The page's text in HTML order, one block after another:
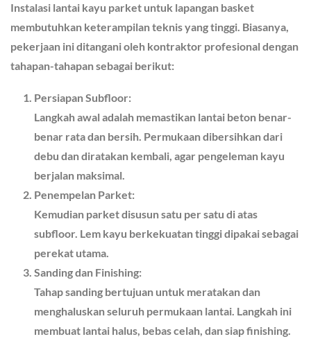
Instalasi lantai kayu parket untuk lapangan basket
membutuhkan keterampilan teknis yang tinggi. Biasanya,
pekerjaan ini ditangani oleh kontraktor profesional dengan
tahapan-tahapan sebagai berikut:
Persiapan Subfloor:
Langkah awal adalah memastikan lantai beton benar-
benar rata dan bersih. Permukaan dibersihkan dari
debu dan diratakan kembali, agar pengeleman kayu
berjalan maksimal.
Penempelan Parket:
Kemudian parket disusun satu per satu di atas
subfloor. Lem kayu berkekuatan tinggi dipakai sebagai
perekat utama.
Sanding dan Finishing:
Tahap sanding bertujuan untuk meratakan dan
menghaluskan seluruh permukaan lantai. Langkah ini
membuat lantai halus, bebas celah, dan siap finishing.